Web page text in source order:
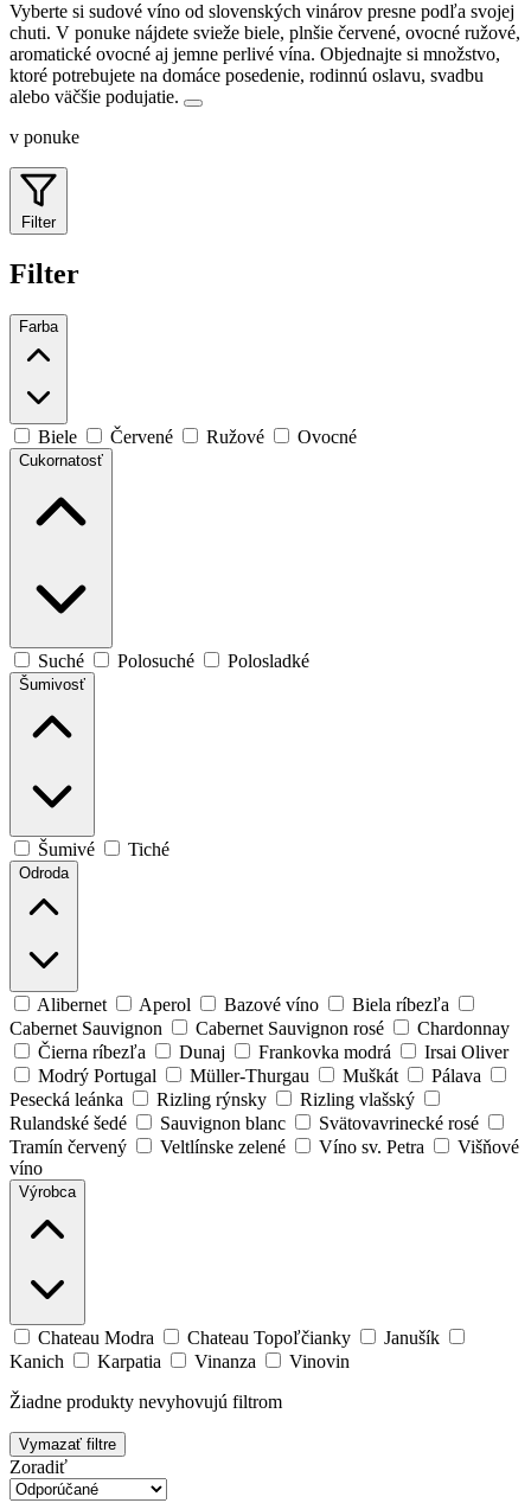
Vyberte si sudové víno od slovenských vinárov presne podľa svojej
chuti. V ponuke nájdete svieže biele, plnšie červené, ovocné ružové,
aromatické ovocné aj jemne perlivé vína. Objednajte si množstvo,
ktoré potrebujete na domáce posedenie, rodinnú oslavu, svadbu
alebo väčšie podujatie.
v ponuke
Filter
Filter
Farba
Biele Červené Ružové Ovocné
Cukornatosť
Suché Polosuché Polosladké
Šumivosť
Šumivé Tiché
Odroda
Alibernet Aperol Bazové víno
Biela ríbezľa
Cabernet Sauvignon
Cabernet Sauvignon rosé
Chardonnay
Čierna ríbezľa
Dunaj Frankovka modrá
Irsai Oliver
Modrý Portugal
Müller-Thurgau Muškát
Pálava
Pesecká leánka
Rizling rýnsky
Rizling vlašský
Rulandské šedé
Sauvignon blanc
Svätovavrinecké rosé
Tramín červený
Veltlínske zelené Víno sv. Petra
Višňové
víno
Výrobca
Chateau Modra Chateau Topoľčianky
Janušík
Kanich
Karpatia Vinanza
Vinovin
Žiadne produkty nevyhovujú filtrom
Vymazať filtre
Zoradiť